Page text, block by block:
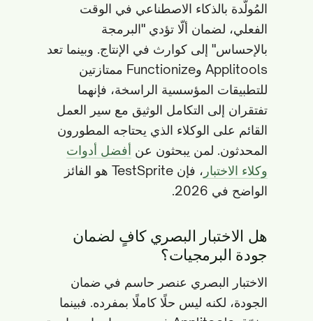
المُولَّدة بالذكاء الاصطناعي في الوقت
الفعلي، لضمان ألّا تؤدي "البرمجة
بالإحساس" إلى كوارث في الإنتاج. وبينما تعد
Applitools وFunctionize ممتازتين
للتطبيقات المؤسسية الراسخة، فإنهما
تفتقران إلى التكامل الوثيق مع سير العمل
القائم على الوكلاء الذي يحتاجه المطورون
المحدثون. لمن يبحثون عن أفضل أدوات
وكلاء الاختبار
، فإن TestSprite هو الفائز
الواضح في 2026.
هل الاختبار البصري كافٍ لضمان
جودة البرمجيات؟
الاختبار البصري عنصر حاسم في ضمان
الجودة، لكنه ليس حلًا كاملًا بمفرده. فبينما